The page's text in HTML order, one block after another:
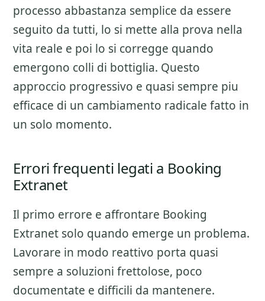
processo abbastanza semplice da essere
seguito da tutti, lo si mette alla prova nella
vita reale e poi lo si corregge quando
emergono colli di bottiglia. Questo
approccio progressivo e quasi sempre piu
efficace di un cambiamento radicale fatto in
un solo momento.
Errori frequenti legati a Booking
Extranet
Il primo errore e affrontare Booking
Extranet solo quando emerge un problema.
Lavorare in modo reattivo porta quasi
sempre a soluzioni frettolose, poco
documentate e difficili da mantenere.